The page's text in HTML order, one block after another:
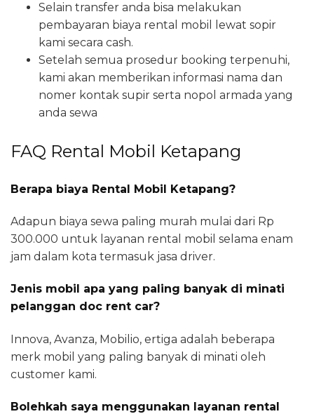
Selain transfer anda bisa melakukan
pembayaran biaya rental mobil lewat sopir
kami secara cash.
Setelah semua prosedur booking terpenuhi,
kami akan memberikan informasi nama dan
nomer kontak supir serta nopol armada yang
anda sewa
FAQ Rental Mobil Ketapang
Berapa biaya Rental Mobil Ketapang?
Adapun biaya sewa paling murah mulai dari Rp
300.000 untuk layanan rental mobil selama enam
jam dalam kota termasuk jasa driver.
Jenis mobil apa yang paling banyak di minati
pelanggan doc rent car?
Innova, Avanza, Mobilio, ertiga adalah beberapa
merk mobil yang paling banyak di minati oleh
customer kami.
Bolehkah saya menggunakan layanan rental